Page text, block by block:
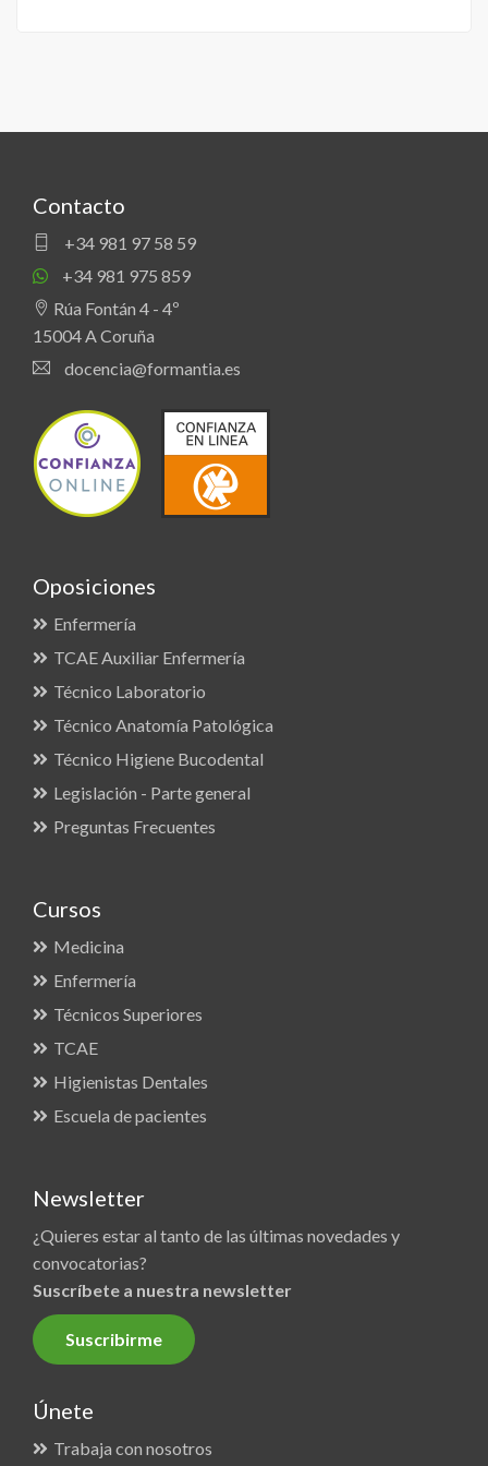
Contacto
+34 981 97 58 59
+34 981 975 859
Rúa Fontán 4 - 4º
15004 A Coruña
docencia@formantia.es
Oposiciones
Enfermería
TCAE Auxiliar Enfermería
Técnico Laboratorio
Técnico Anatomía Patológica
Técnico Higiene Bucodental
Legislación - Parte general
Preguntas Frecuentes
Cursos
Medicina
Enfermería
Técnicos Superiores
TCAE
Higienistas Dentales
Escuela de pacientes
Newsletter
¿Quieres estar al tanto de las últimas novedades y
convocatorias?
Suscríbete a nuestra newsletter
Suscribirme
Únete
Trabaja con nosotros